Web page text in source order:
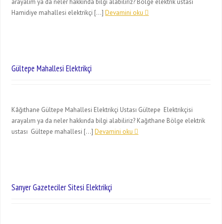
arayalım ya da neler hakkında bilgi alabiliriz? Bölge elektrik ustası
Hamidiye mahallesi elektrikçi […]Devamini oku
Gültepe Mahallesi Elektrikçi
Kâğıthane Gültepe Mahallesi Elektrikçi Ustası Gültepe Elektrikçisi
arayalım ya da neler hakkında bilgi alabiliriz? Kağıthane Bölge elektrik
ustası Gültepe mahallesi […]Devamini oku
Sarıyer Gazeteciler Sitesi Elektrikçi